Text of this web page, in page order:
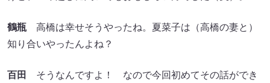
鶴瓶 高橋は幸せそうやったね。夏菜子は（高橋の妻と）
知り合いやったんよね？
百田
そうなんですよ！ なので今回初めてその話ができ